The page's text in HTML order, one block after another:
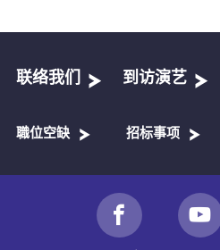
联络我们 到访演艺
職位空缺 招标事项